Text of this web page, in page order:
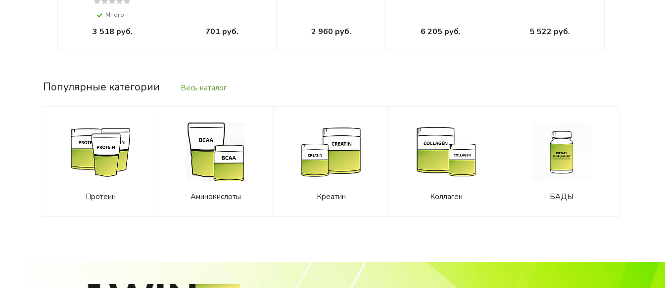
Много
3 518 руб. 701 руб. 2 960 руб. 6 205 руб. 5 522 руб.
Популярные категории Весь каталог
Протеин Аминокислоты Креатин Коллаген БАДЫ